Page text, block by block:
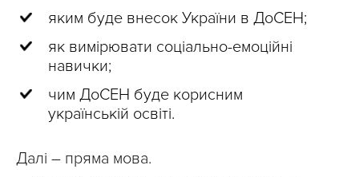
яким буде внесок України в ДоСЕН;
як вимірювати соціально-емоційні
навички;
чим ДоСЕН буде корисним
українській освіті.
Далі – пряма мова.